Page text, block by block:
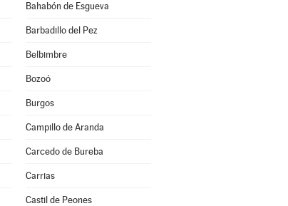
Bahabón de Esgueva
Barbadillo del Pez
Belbimbre
Bozoó
Burgos
Campillo de Aranda
Carcedo de Bureba
Carrias
Castil de Peones